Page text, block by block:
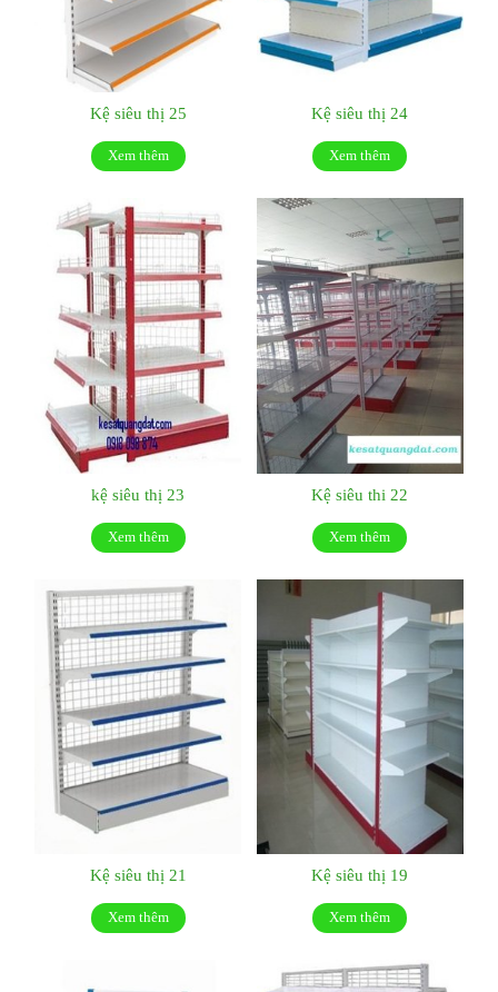
Kệ siêu thị 25
Xem thêm
Kệ siêu thị 24
Xem thêm
kệ siêu thị 23
Xem thêm
Kệ siêu thi 22
Xem thêm
Kệ siêu thị 21
Xem thêm
Kệ siêu thị 19
Xem thêm